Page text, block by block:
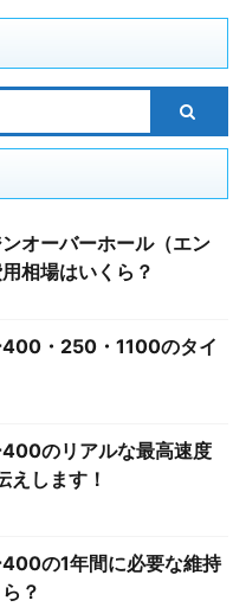
オーバーホール（エン
相場はいくら？
400・250・1100のタイ
400のリアルな最高速度
えします！
400の1年間に必要な維持
？